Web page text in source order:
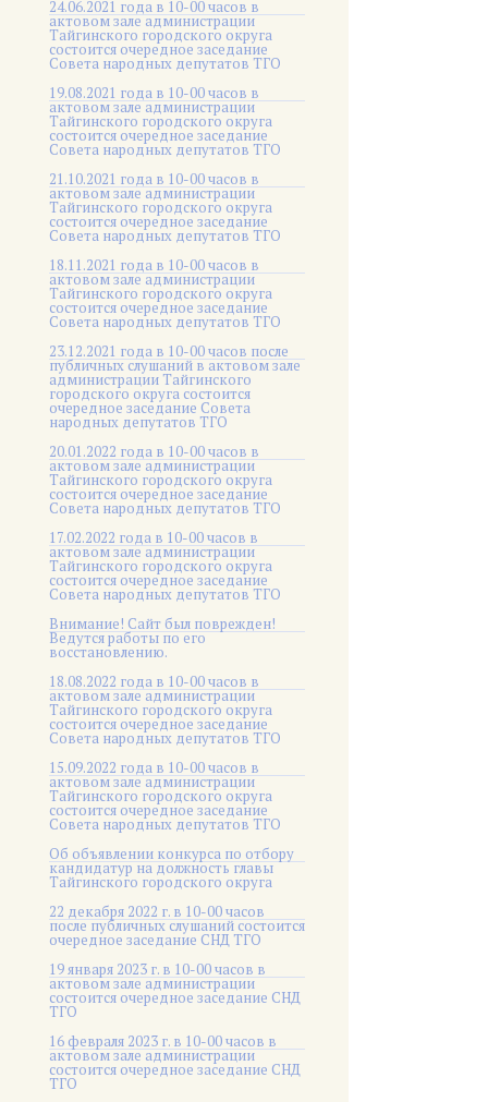
24.06.2021 года в 10-00 часов в
актовом зале администрации
Тайгинского городского округа
состоится очередное заседание
Совета народных депутатов ТГО
19.08.2021 года в 10-00 часов в
актовом зале администрации
Тайгинского городского округа
состоится очередное заседание
Совета народных депутатов ТГО
21.10.2021 года в 10-00 часов в
актовом зале администрации
Тайгинского городского округа
состоится очередное заседание
Совета народных депутатов ТГО
18.11.2021 года в 10-00 часов в
актовом зале администрации
Тайгинского городского округа
состоится очередное заседание
Совета народных депутатов ТГО
23.12.2021 года в 10-00 часов после
публичных слушаний в актовом зале
администрации Тайгинского
городского округа состоится
очередное заседание Совета
народных депутатов ТГО
20.01.2022 года в 10-00 часов в
актовом зале администрации
Тайгинского городского округа
состоится очередное заседание
Совета народных депутатов ТГО
17.02.2022 года в 10-00 часов в
актовом зале администрации
Тайгинского городского округа
состоится очередное заседание
Совета народных депутатов ТГО
Внимание! Сайт был поврежден!
Ведутся работы по его
восстановлению.
18.08.2022 года в 10-00 часов в
актовом зале администрации
Тайгинского городского округа
состоится очередное заседание
Совета народных депутатов ТГО
15.09.2022 года в 10-00 часов в
актовом зале администрации
Тайгинского городского округа
состоится очередное заседание
Совета народных депутатов ТГО
Об объявлении конкурса по отбору
кандидатур на должность главы
Тайгинского городского округа
22 декабря 2022 г. в 10-00 часов
после публичных слушаний состоится
очередное заседание СНД ТГО
19 января 2023 г. в 10-00 часов в
актовом зале администрации
состоится очередное заседание СНД
ТГО
16 февраля 2023 г. в 10-00 часов в
актовом зале администрации
состоится очередное заседание СНД
ТГО